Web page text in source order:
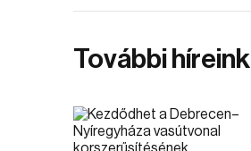
További híreink